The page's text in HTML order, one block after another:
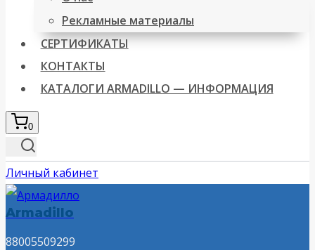
Рекламные материалы
СЕРТИФИКАТЫ
КОНТАКТЫ
КАТАЛОГИ ARMADILLO — ИНФОРМАЦИЯ
0
Личный кабинет
Armadillo
88005509299